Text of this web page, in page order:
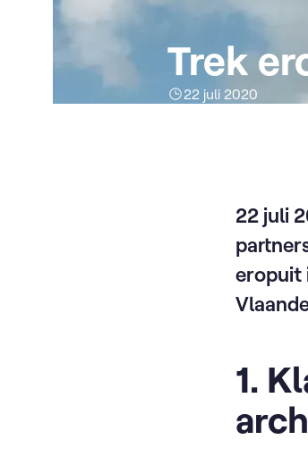
Trek
22 juli 2020
22 juli
eropuit
1.